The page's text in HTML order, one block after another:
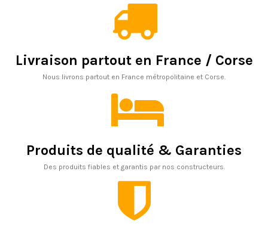
Livraison partout en France / Corse
Nous livrons partout en France métropolitaine et Corse.
Produits de qualité & Garanties
Des produits fiables et garantis par nos constructeurs.